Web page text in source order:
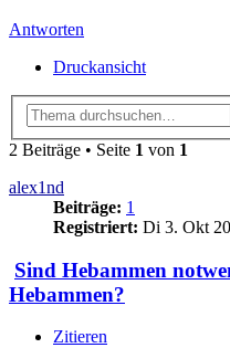
Antworten
Druckansicht
2 Beiträge • Seite 1 von 1
alex1nd
Beiträge: 1
Registriert: Di 3. Okt
Sind Hebammen
Hebammen?
Zitieren